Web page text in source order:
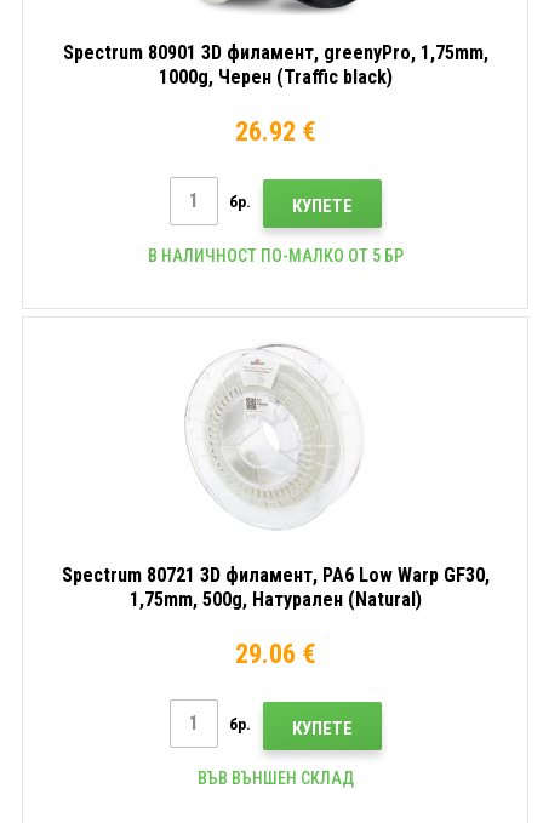
Spectrum 80901 3D филамент, greenyPro, 1,75mm,
1000g, Черен (Traffic black)
26.92 €
бр. КУПЕТЕ
В НАЛИЧНОСТ ПО-МАЛКО ОТ 5 БР
Spectrum 80721 3D филамент, PA6 Low Warp GF30,
1,75mm, 500g, Натурален (Natural)
29.06 €
бр. КУПЕТЕ
ВЪВ ВЪНШЕН СКЛАД